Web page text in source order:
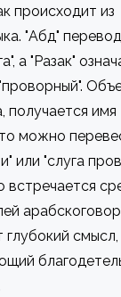
происходит из
"Абд"
а "Разак"
получается имя
можно
или "слуга
встречается
глубокий смысл,